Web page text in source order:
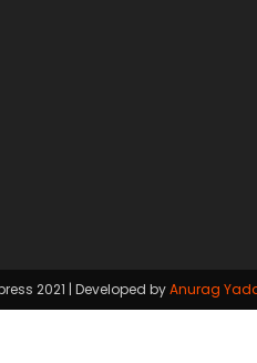
2021 | Developed byAnurag